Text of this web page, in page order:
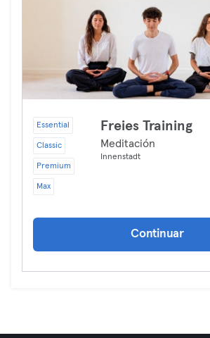
Essential
Classic
Premium
Max
Freies Training
Meditación
Innenstadt
Continuar